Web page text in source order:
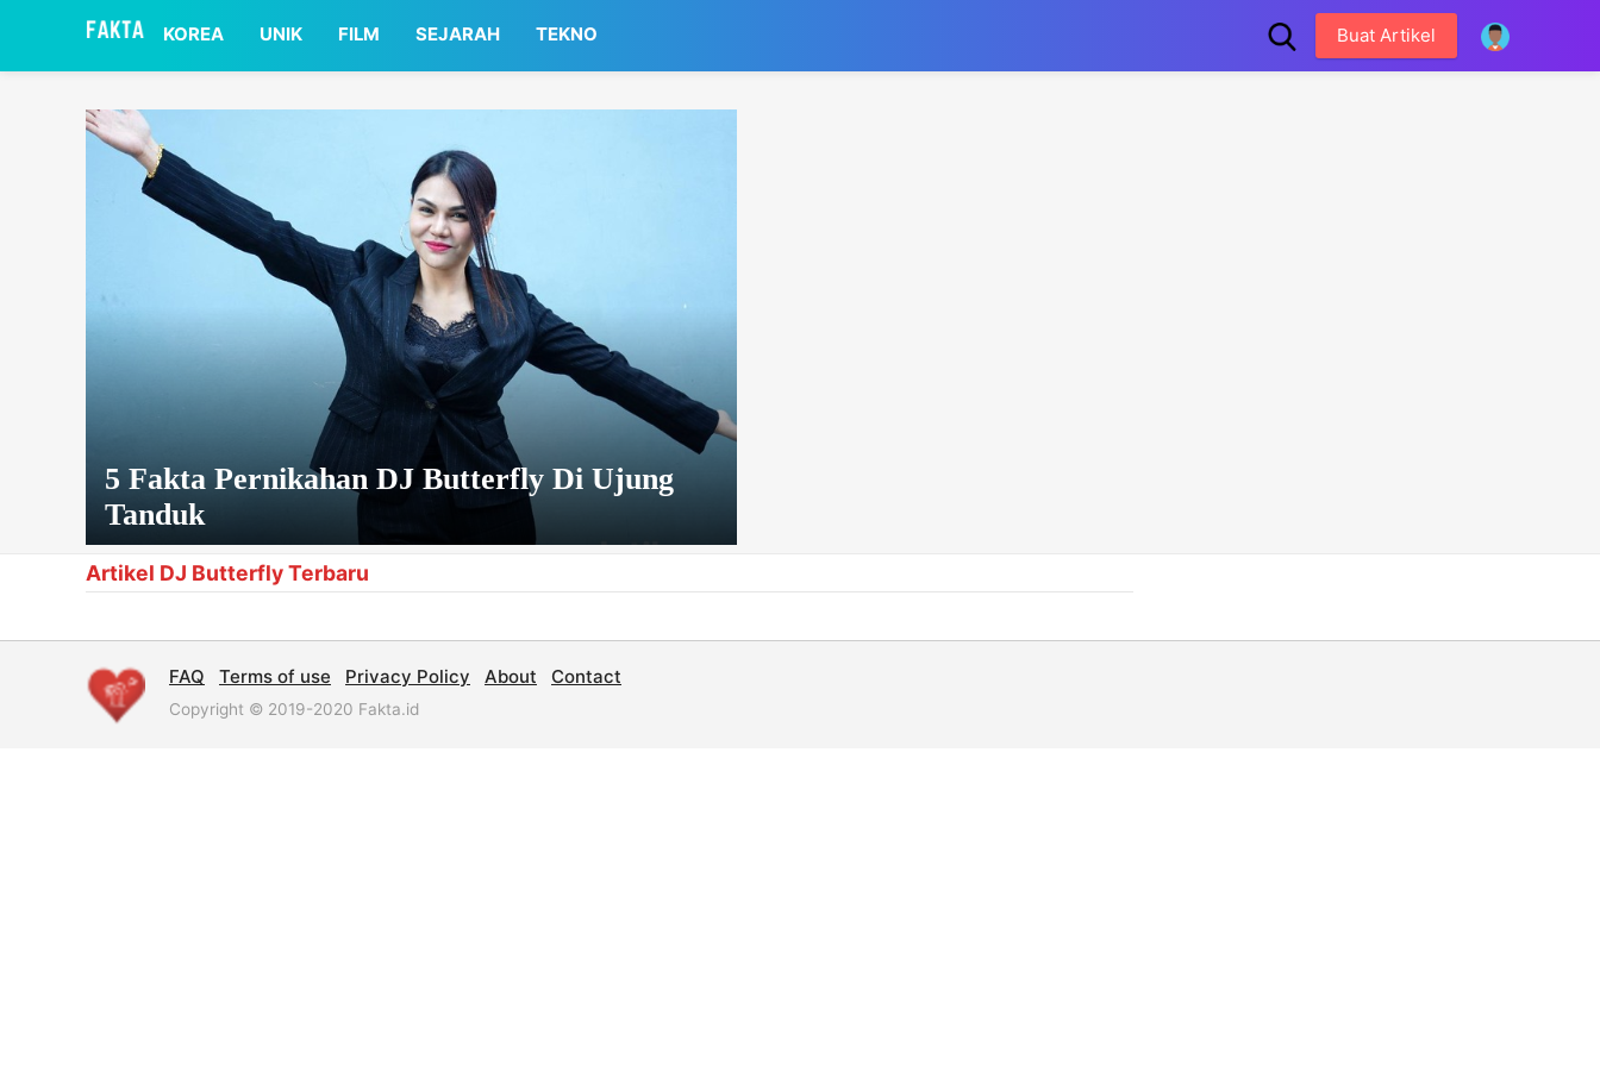
KOREA UNIK FILM SEJARAH TEKNO Buat Artikel
5 Fakta Pernikahan DJ Butterfly Di Ujung
Tanduk
Artikel DJ Butterfly Terbaru
FAQ Terms of use Privacy Policy About Contact
Copyright © 2019-2020 Fakta.id